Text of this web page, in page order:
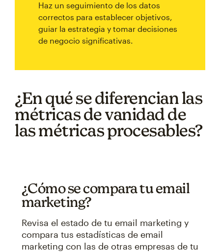
Haz un seguimiento de los datos
correctos para establecer objetivos,
guiar la estrategia y tomar decisiones
de negocio significativas.
¿En qué se diferencian las
métricas de vanidad de
las métricas procesables?
¿Cómo se compara tu email
marketing?
Revisa el estado de tu email marketing y
compara tus estadísticas de email
marketing con las de otras empresas de tu